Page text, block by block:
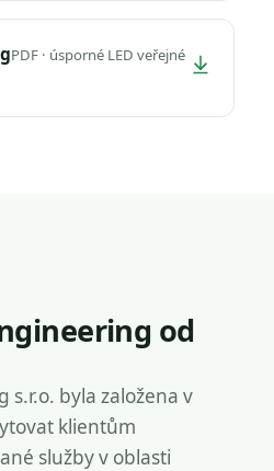
PDF · úsporné LED veřejné
od
s.r.o. byla založena v
klientům
služby v oblasti